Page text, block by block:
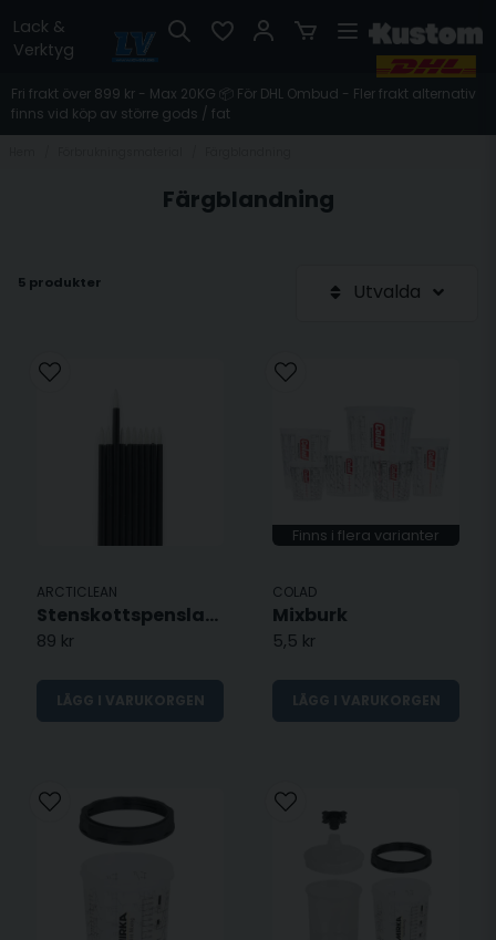
Lack &
Verktyg
Fri frakt över 899 kr - Max 20KG 📦 För DHL Ombud - Fler frakt alternativ
finns vid köp av större gods / fat
Färgblandning
5 produkter Utvalda
ARCTICLEAN
Stenskottspenslar - 10 st
89 kr
LÄGG I VARUKORGEN
Finns i flera varianter
COLAD
Mixburk
5,5 kr
LÄGG I VARUKORGEN